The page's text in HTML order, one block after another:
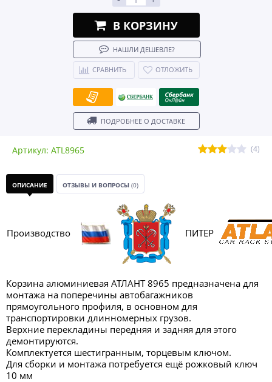
Артикул: ATL8965 (4)
В КОРЗИНУ
НАШЛИ ДЕШЕВЛЕ?
СРАВНИТЬ ОТЛОЖИТЬ
ПОДРОБНЕЕ О ДОСТАВКЕ
ОПИСАНИЕ ОТЗЫВЫ И ВОПРОСЫ (0)
Производство ПИТЕР
Корзина алюминиевая АТЛАНТ 8965 предназначена для
монтажа на поперечины автобагажников
прямоугольного профиля, в основном для
транспортировки длинномерных грузов.
Верхние перекладины передняя и задняя для этого
демонтируются.
Комплектуется шестигранным, торцевым ключом.
Для сборки и монтажа потребуется ещё рожковый ключ
10 мм